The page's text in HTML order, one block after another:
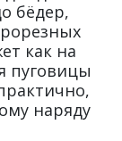
бёдер,
как на
пуговицы
наряду